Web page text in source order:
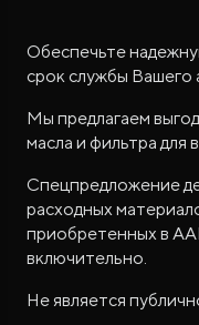
Обеспечьте
срок службы Вашего
Мы предлагаем
масла и фильтра для
Спецпредложение
расходных
приобретенных в
включительно.
Не является